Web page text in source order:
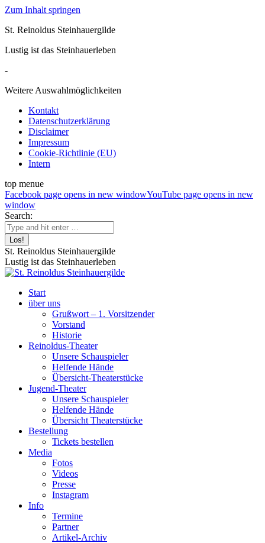
Zum Inhalt springen
St. Reinoldus Steinhauergilde
Lustig ist das Steinhauerleben
-
Weitere Auswahlmöglichkeiten
Kontakt
Datenschutzerklärung
Disclaimer
Impressum
Cookie-Richtlinie (EU)
Intern
top menue
Facebook page opens in new windowYouTube page opens in new
window
Search:
St. Reinoldus Steinhauergilde
Lustig ist das Steinhauerleben
Start
über uns
Grußwort – 1. Vorsitzender
Vorstand
Historie
Reinoldus-Theater
Unsere Schauspieler
Helfende Hände
Übersicht-Theaterstücke
Jugend-Theater
Unsere Schauspieler
Helfende Hände
Übersicht Theaterstücke
Bestellung
Tickets bestellen
Media
Fotos
Videos
Presse
Instagram
Info
Termine
Partner
Artikel-Archiv